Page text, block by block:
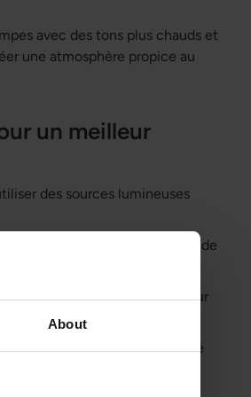
About
avec des tons plus chauds et
une atmosphère propice au
un meilleur
des sources lumineuses
couleur plus chaudes, autour de
suffisamment de lumière pour
des écrans et activer le